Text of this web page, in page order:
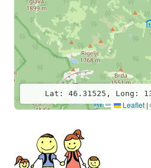
Lat: 46.31525, Long:
Leaflet |